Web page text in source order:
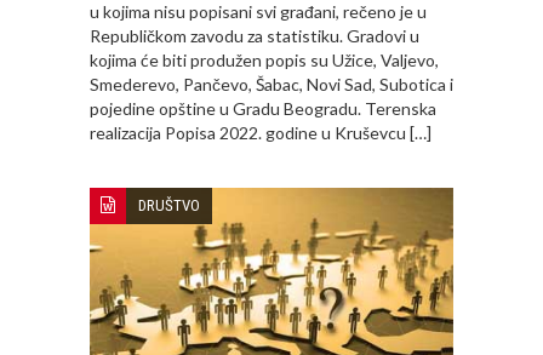
u kojima nisu popisani svi građani, rečeno je u
Republičkom zavodu za statistiku. Gradovi u
kojima će biti produžen popis su Užice, Valjevo,
Smederevo, Pančevo, Šabac, Novi Sad, Subotica i
pojedine opštine u Gradu Beogradu. Terenska
realizacija Popisa 2022. godine u Kruševcu […]
DRUŠTVO